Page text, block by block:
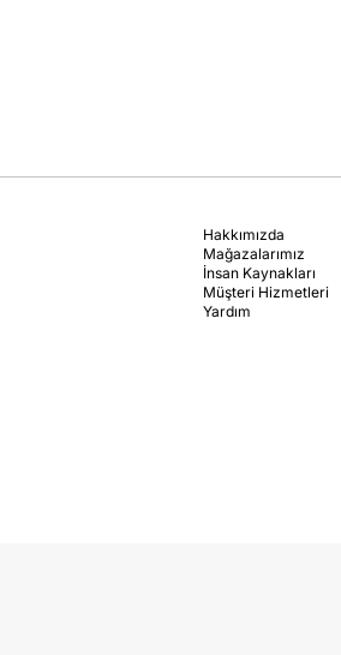
Hakkımızda
Mağazalarımız
İnsan Kaynakları
Müşteri Hizmetleri
Yardım